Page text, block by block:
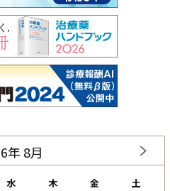
年 8月
水 木 金 土